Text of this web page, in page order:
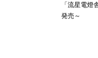
「流星電
発売～